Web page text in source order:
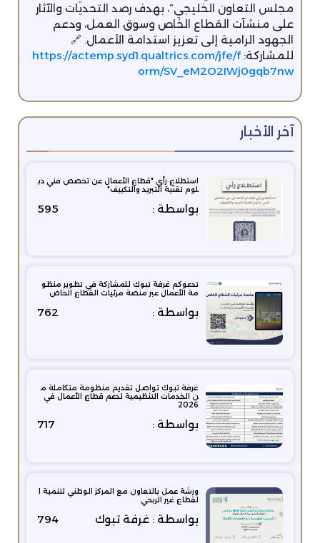
مجلس التعاون الخليجي”، بهدف رصد التحديات والآثار
على منشآت القطاع الخاص وسوق العمل، ودعم
الجهود الرامية إلى تعزيز استدامة الأعمال. 🔗
للمشاركة: https://actemp.syd1.qualtrics.com/jfe/f
orm/SV_eM2O2IWj0gqb7nw
آخر الأخبار
استطلاع رأي "قطاع الأعمال عن تخصص فني دب
لوم تقنية التبريد والتكييف"
بواسطة : 595
تدعوكم غرفة تبوك للمشاركة في تطوير منظو
مة الأعمال عبر منصة مرئيات القطاع الخاص
بواسطة : 762
غرفة تبوك تواصل تقديم منظومة متكاملة م
ن الخدمات التنظيمية لدعم قطاع الأعمال في
2026
بواسطة : 717
ورشة عمل بالتعاون مع المركز الوطني لتنمية ا
لقطاع غير الربحي
بواسطة : غرفة تبوك 794